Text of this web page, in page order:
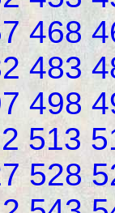
468
483
498
513
528